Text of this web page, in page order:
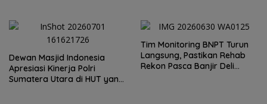
Sumut Irjen Whisnu
Dewan Masjid Indonesia
Apresiasi Kinerja Polri
Sumatera Utara di HUT yang
Tim Monitoring BNPT Turun
Langsung, Pastikan Rehab
Rekon Pasca Banjir Deli